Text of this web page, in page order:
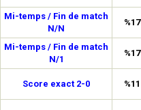
Mi-temps / Fin de match
N/N
%17
Mi-temps / Fin de match
N/1
%17
Score exact 2-0 %11